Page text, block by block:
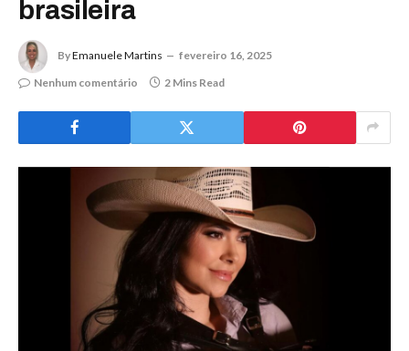
brasileira
ByEmanuele Martins
fevereiro 16, 2025
Nenhum comentário
2 Mins Read